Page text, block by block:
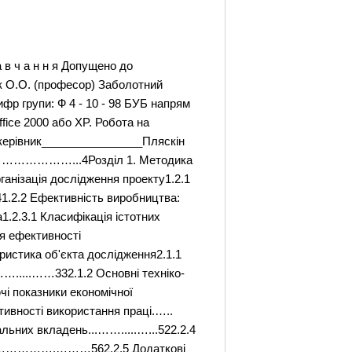
на підприємствах України - це одна з найважливіших задач як держави (створення сприятливих умов для ефективної діяльності підприємств), так і економістів самих підприємств (аналіз виробничої діяльності, розробка й упровадження заходів щодо підвищення ефективності виробництва).Суспільство ніколи не було байдужим до витрат на досягнення того чи іншого успіху. В основі прогресу лежить підвищення ефективності виробництва. Тут розуміється економічна й соціальна результативність господарської діяльності.Запорука успіху діяльності будь-якого підприємства криється в постійному підвищенні ефективності виробництва, систематичному аналізі виробничої діяльності, розробці й упровадженні заходів, націлених на підвищенні ефективності виробництва.На сучасному етапі розвитку України, забезпечення стабільної роботи підприємств по випуску конкурентноздатної продукції, є завданням першорядної важливості для керуючих усіх рівнів. Найважливішою якісною характеристикою господарювання на всіх рівнях є - ефективність виробництва.Зниження витрат виробництва, раціональне використання матеріальних ресурсів, досягнення більш високих економічних показників і, насамперед підвищення продуктивності праці й ефективності виробництва, і на цій базі зниження собівартості - найбільш важливі й актуальні задачі працівників управління виробництвом. Для їхнього вирішення велике значення має удосконалювання управління з метою підвищення його ефективності, оволодіння методами ефективного керування виробництвом, а також розрахунки й порівняння показників ефективності виробництва підприємства.Необхідною умовою вирішення поставлених завдань є науковий пошук, аналіз, узагальнення практики й обґрунтування такої системи упра